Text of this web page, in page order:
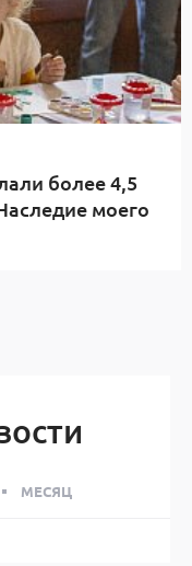
более 4,5
моего
МЕСЯЦ